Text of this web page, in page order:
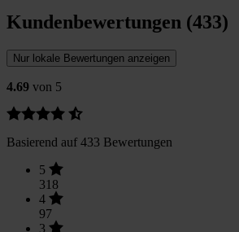
Kundenbewertungen (433)
Nur lokale Bewertungen anzeigen
4.69 von 5
Basierend auf 433 Bewertungen
5
318
4
97
3